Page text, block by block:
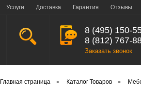
Услуги Доставка Гарантия Отзывы
8 (495) 150-
8 (812) 767-
Заказать звонок
Главная страница • Каталог Товаров •